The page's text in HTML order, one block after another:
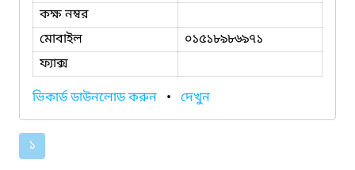
কক্ষ নম্বর
মোবাইল
০১৫১৮৯৮৬৯৭১
ফ্যাক্স
ভিকার্ড ডাউনলোড করুন • দেখুন
১